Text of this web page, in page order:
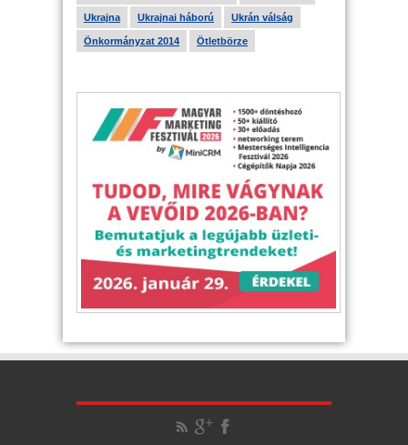
Ukrajna Ukrajnai háború Ukrán válság
Önkormányzat 2014 Ötletbörze